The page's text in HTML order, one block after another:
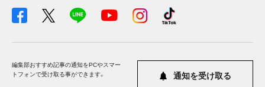
編集部おすすめ記事の通知をPCやスマー
トフォンで受け取る事ができます。
通知を受け取る